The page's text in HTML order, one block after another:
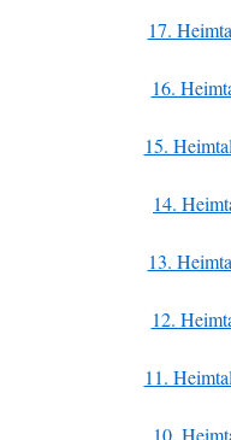
17.
16.
15.
14.
13.
12.
11.